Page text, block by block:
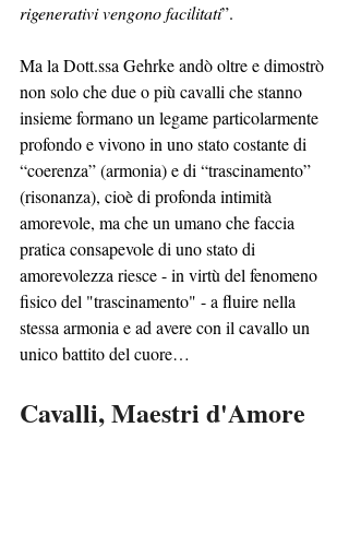
rigenerativi vengono facilitati”.
Ma la Dott.ssa Gehrke andò oltre e dimostrò
non solo che due o più cavalli che stanno
insieme formano un legame particolarmente
profondo e vivono in uno stato costante di
“coerenza” (armonia) e di “trascinamento”
(risonanza), cioè di profonda intimità
amorevole, ma che un umano che faccia
pratica consapevole di uno stato di
amorevolezza riesce - in virtù del fenomeno
fisico del "trascinamento" - a fluire nella
stessa armonia e ad avere con il cavallo un
unico battito del cuore…
Cavalli, Maestri d'Amore